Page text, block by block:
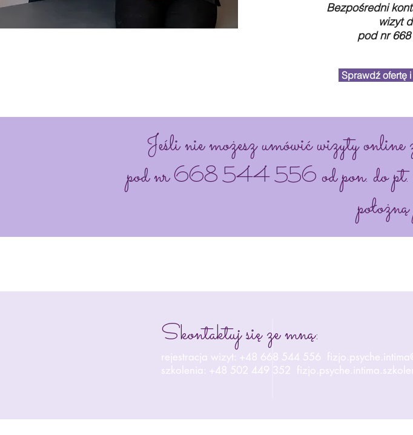
Bezpośredni
wizyt
pod nr
Sprawdź ofertę
Jeśli nie możesz umówić wizyty online
pod nr 668 544 556 od pon. do pt.
Skontaktuj się ze mną:
rejestracja wizyt: +48 668 544 556
szkolenia: +48 502 449 352